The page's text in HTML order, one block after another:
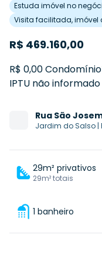
Estuda imóvel no
Visita facilitada, imóvel
R$ 469.160,00
R$ 0,00
IPTU não informado
Rua São
Jardim do Salso |
29m² privativos
29m² totais
1 banheiro